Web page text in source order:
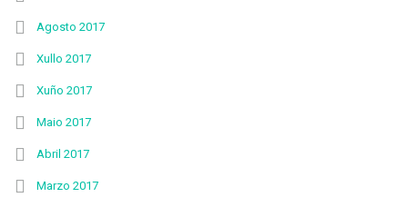
Agosto 2017
Xullo 2017
Xuño 2017
Maio 2017
Abril 2017
Marzo 2017